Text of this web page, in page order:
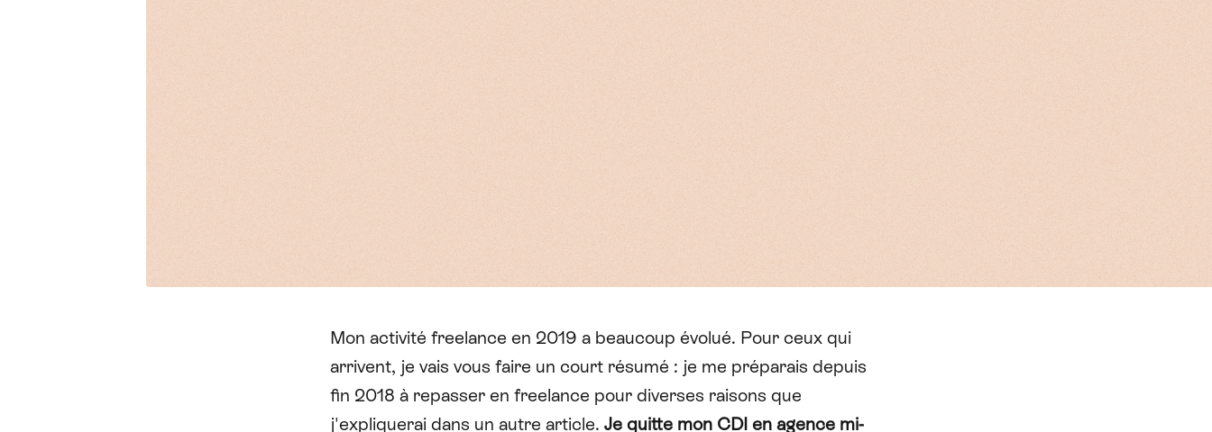
Mon activité freelance en 2019 a beaucoup évolué. Pour ceux qui
arrivent, je vais vous faire un court résumé : je me préparais depuis
fin 2018 à repasser en freelance pour diverses raisons que
j'expliquerai dans un autre article. Je quitte mon CDI en agence mi-